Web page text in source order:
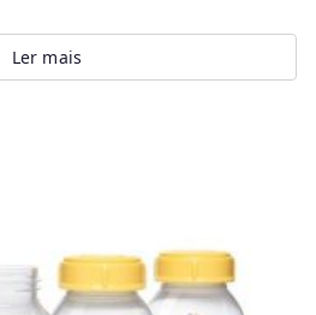
Ler mais